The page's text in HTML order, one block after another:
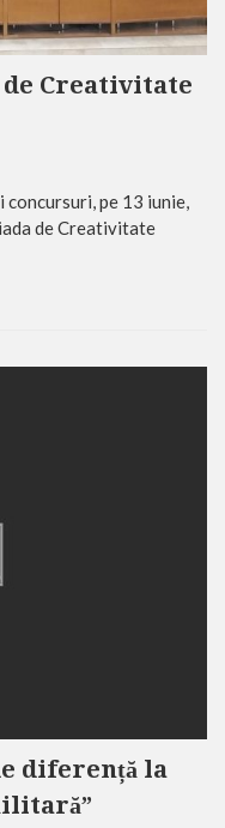
Creativitate
pe 13 iunie,
de Creativitate
diferență la